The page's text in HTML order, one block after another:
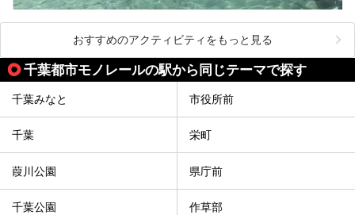
おすすめのアクティビティをもっと見る
千葉都市モノレールの駅から同じテーマで探す
千葉みなと 市役所前
千葉 栄町
葭川公園 県庁前
千葉公園 作草部